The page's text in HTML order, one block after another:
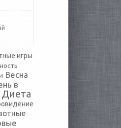
игры
Весна
в
Диета